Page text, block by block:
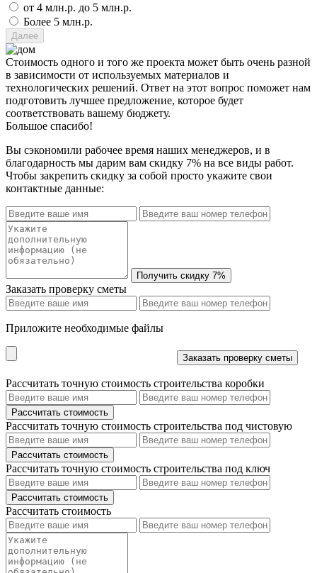
от 4 млн.р. до 5 млн.р.
Более 5 млн.р.
Стоимость одного и того же проекта может быть очень разной
в зависимости от используемых материалов и
технологических решений. Ответ на этот вопрос поможет нам
подготовить лучшее предложение, которое будет
соответствовать вашему бюджету.
Большое спасибо!
Вы сэкономили рабочее время наших менеджеров, и в
благодарность мы дарим вам скидку 7% на все виды работ.
Чтобы закрепить скидку за собой просто укажите свои
контактные данные:
Заказать проверку сметы
Приложите необходимые файлы
Рассчитать точную стоимость строительства коробки
Рассчитать точную стоимость строительства под чистовую
Рассчитать точную стоимость строительства под ключ
Рассчитать стоимость